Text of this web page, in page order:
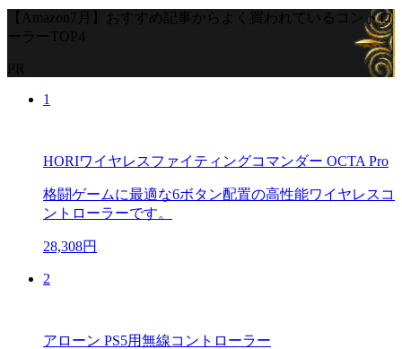
【Amazon7月】おすすめ記事からよく買われているコントロ
ーラーTOP4
PR
1
HORIワイヤレスファイティングコマンダー OCTA Pro
格闘ゲームに最適な6ボタン配置の高性能ワイヤレスコ
ントローラーです。
28,308円
2
アローン PS5用無線コントローラー